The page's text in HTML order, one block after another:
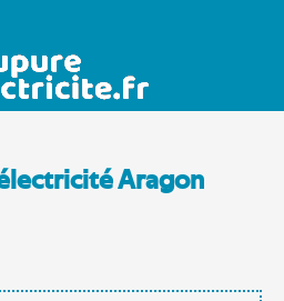
Aragon